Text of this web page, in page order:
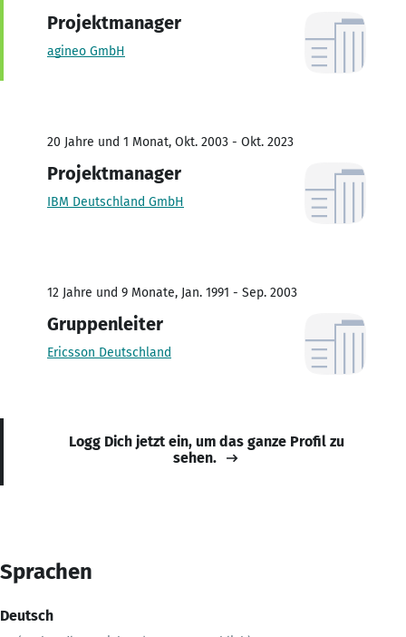
Projektmanager
agineo GmbH
20 Jahre und 1 Monat, Okt. 2003 - Okt. 2023
Projektmanager
IBM Deutschland GmbH
12 Jahre und 9 Monate, Jan. 1991 - Sep. 2003
Gruppenleiter
Ericsson Deutschland
Logg Dich jetzt ein, um das ganze Profil zu
sehen.
Sprachen
Deutsch